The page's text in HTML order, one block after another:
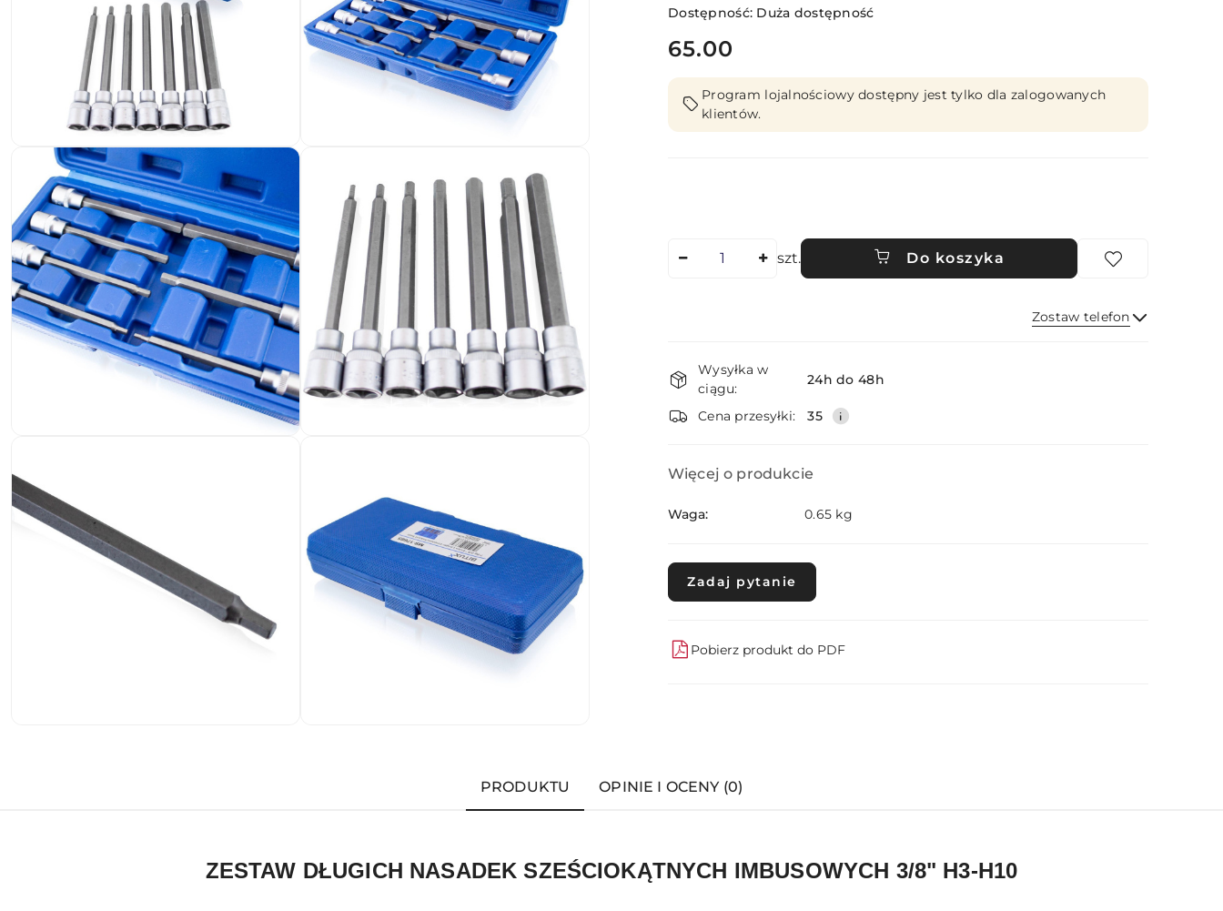
Dostępność: Duża dostępność
cena:
65.00
Program lojalnościowy dostępny jest tylko dla zalogowanych
klientów.
szt. Do koszyka
Zostaw telefon
Dostępność
i
dostawa
Wysyłka w
ciągu:
24h do 48h
Cena przesyłki: 35
Więcej o produkcie
Waga: 0.65 kg
Zadaj pytanie
Pobierz produkt do PDF
PRODUKTU OPINIE I OCENY (0)
ZESTAW DŁUGICH NASADEK SZEŚCIOKĄTNYCH IMBUSOWYCH 3/8" H3-H10